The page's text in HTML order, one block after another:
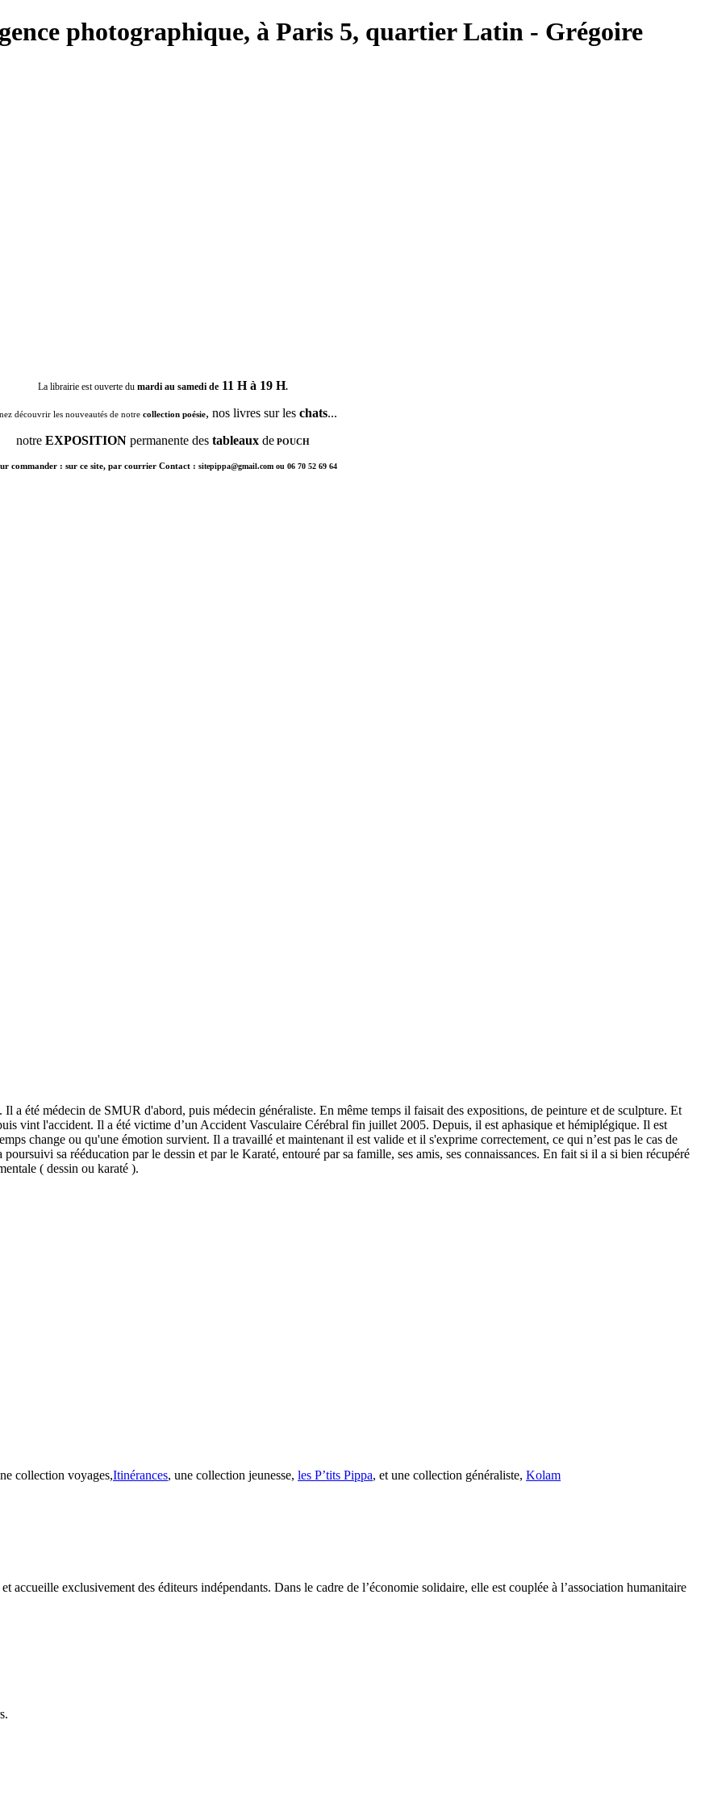
photographique, à Paris 5, quartier Latin - Grégoire
La librairie est ouverte du mardi au samedi de 11 H à 19 H.
découvrir les nouveautés de notrecollection poésie, nos livres sur les chats...
notre EXPOSITION permanente des tableaux de POUCH
commander : sur ce site, par courrier Contact : sitepippa@gmail.com ou 06 70 52 69 64
a été médecin de SMUR d'abord, puis médecin généraliste. En même temps il faisait des expositions, de peinture et de sculpture. Et
vint l'accident. Il a été victime d’un Accident Vasculaire Cérébral fin juillet 2005. Depuis, il est aphasique et hémiplégique. Il est
change ou qu'une émotion survient. Il a travaillé et maintenant il est valide et il s'exprime correctement, ce qui n’est pas le cas de
sa rééducation par le dessin et par le Karaté, entouré par sa famille, ses amis, ses connaissances. En fait si il a si bien récupéré
( dessin ou karaté ).
collection voyages,Itinérances, une collection jeunesse, les P’tits Pippa, et une collection généraliste, Kolam
exclusivement des éditeurs indépendants. Dans le cadre de l’économie solidaire, elle est couplée à l’association humanitaire